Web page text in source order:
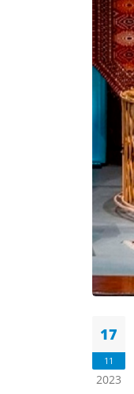
17
11
2023